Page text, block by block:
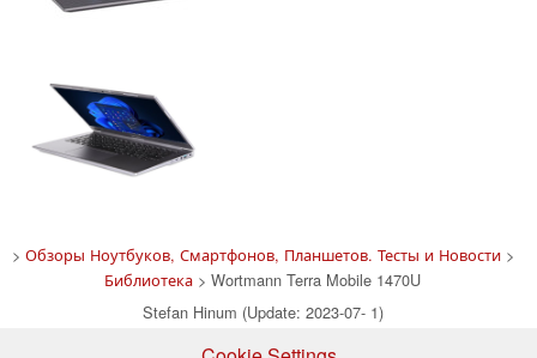
> Обзоры Ноутбуков, Смартфонов, Планшетов. Тесты и Новости>
Библиотека > Wortmann Terra Mobile 1470U
Stefan Hinum (Update: 2023-07- 1)